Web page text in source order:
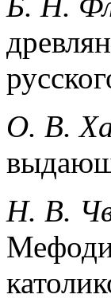
O. B.
Н. В.